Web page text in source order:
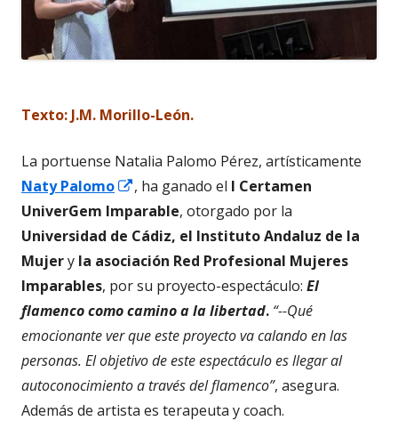
Texto: J.M. Morillo-León.
La portuense Natalia Palomo Pérez, artísticamente
Naty Palomo
Abrir
en
una
ventana
nueva
, ha ganado el I Certamen
UniverGem Imparable, otorgado por la
Universidad de Cádiz, el Instituto Andaluz de la
Mujery la asociación Red Profesional Mujeres
Imparables, por su proyecto-espectáculo: El
flamenco como camino a la libertad. “--Qué
emocionante ver que este proyecto va calando en las
personas. El objetivo de este espectáculo es llegar al
autoconocimiento a través del flamenco”, asegura.
Además de artista es terapeuta y coach.